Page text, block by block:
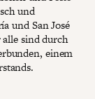
und
und San José
alle sind durch
einem